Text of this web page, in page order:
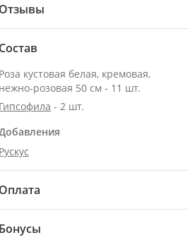
Отзывы
Состав
Роза кустовая белая, кремовая,
нежно-розовая 50 см - 11 шт.
Гипсофила - 2 шт.
Рускус
Оплата
Бонусы